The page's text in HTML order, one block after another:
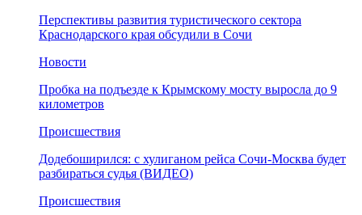
Перспективы развития туристического сектора
Краснодарского края обсудили в Сочи
Новости
Пробка на подъезде к Крымскому мосту выросла до 9
километров
Происшествия
Додебоширился: с хулиганом рейса Сочи-Москва будет
разбираться судья (ВИДЕО)
Происшествия